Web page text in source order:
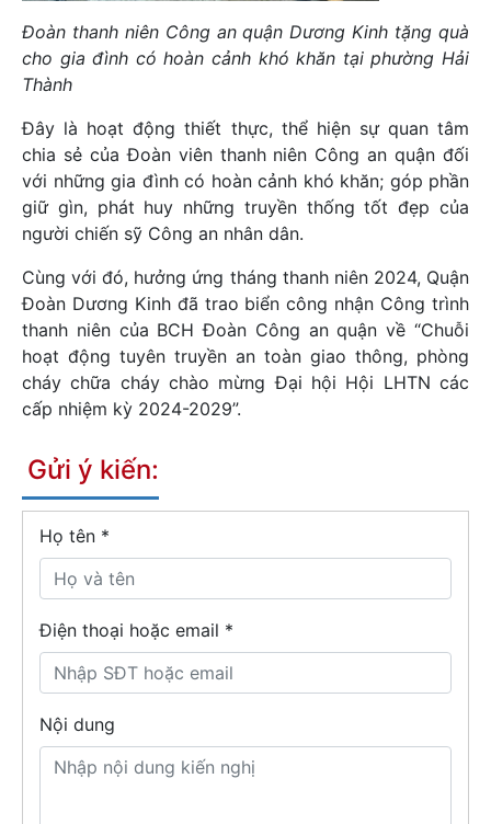
Đoàn thanh niên Công an quận Dương Kinh tặng quà
cho gia đình có hoàn cảnh khó khăn tại phường Hải
Thành
Đây là hoạt động thiết thực, thể hiện sự quan tâm
chia sẻ của Đoàn viên thanh niên Công an quận đối
với những gia đình có hoàn cảnh khó khăn; góp phần
giữ gìn, phát huy những truyền thống tốt đẹp của
người chiến sỹ Công an nhân dân.
Cùng với đó, hưởng ứng tháng thanh niên 2024, Quận
Đoàn Dương Kinh đã trao biển công nhận Công trình
thanh niên của BCH Đoàn Công an quận về “Chuỗi
hoạt động tuyên truyền an toàn giao thông, phòng
cháy chữa cháy chào mừng Đại hội Hội LHTN các
cấp nhiệm kỳ 2024-2029”.
Gửi ý kiến:
Họ tên *
Điện thoại hoặc email *
Nội dung